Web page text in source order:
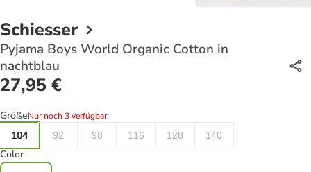
Schiesser
Pyjama Boys World Organic Cotton in
nachtblau
27,95 €
GrößeNur noch 3 verfügbar
104
92 98 116 128 140
Color